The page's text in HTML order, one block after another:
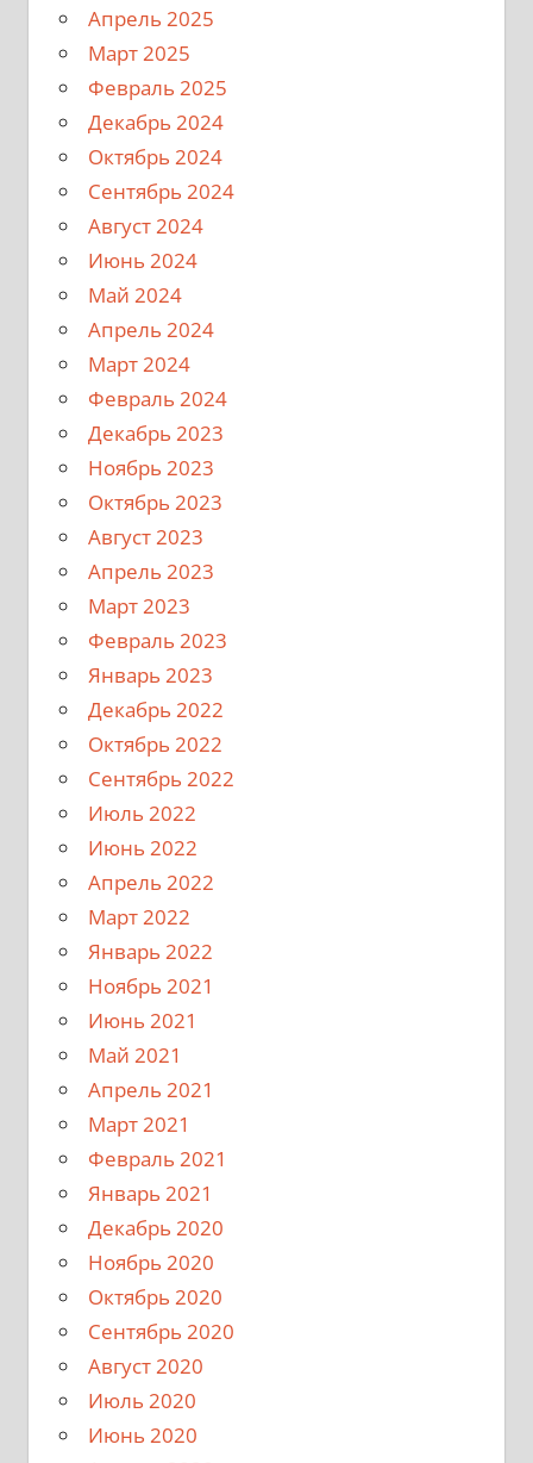
Апрель 2025
Март 2025
Февраль 2025
Декабрь 2024
Октябрь 2024
Сентябрь 2024
Август 2024
Июнь 2024
Май 2024
Апрель 2024
Март 2024
Февраль 2024
Декабрь 2023
Ноябрь 2023
Октябрь 2023
Август 2023
Апрель 2023
Март 2023
Февраль 2023
Январь 2023
Декабрь 2022
Октябрь 2022
Сентябрь 2022
Июль 2022
Июнь 2022
Апрель 2022
Март 2022
Январь 2022
Ноябрь 2021
Июнь 2021
Май 2021
Апрель 2021
Март 2021
Февраль 2021
Январь 2021
Декабрь 2020
Ноябрь 2020
Октябрь 2020
Сентябрь 2020
Август 2020
Июль 2020
Июнь 2020